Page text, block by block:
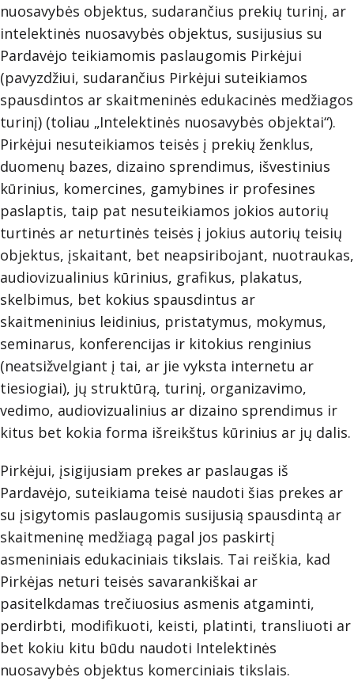
nuosavybės objektus, sudarančius prekių turinį, ar
intelektinės nuosavybės objektus, susijusius su
Pardavėjo teikiamomis paslaugomis Pirkėjui
(pavyzdžiui, sudarančius Pirkėjui suteikiamos
spausdintos ar skaitmeninės edukacinės medžiagos
turinį) (toliau „Intelektinės nuosavybės objektai“).
Pirkėjui nesuteikiamos teisės į prekių ženklus,
duomenų bazes, dizaino sprendimus, išvestinius
kūrinius, komercines, gamybines ir profesines
paslaptis, taip pat nesuteikiamos jokios autorių
turtinės ar neturtinės teisės į jokius autorių teisių
objektus, įskaitant, bet neapsiribojant, nuotraukas,
audiovizualinius kūrinius, grafikus, plakatus,
skelbimus, bet kokius spausdintus ar
skaitmeninius leidinius, pristatymus, mokymus,
seminarus, konferencijas ir kitokius renginius
(neatsižvelgiant į tai, ar jie vyksta internetu ar
tiesiogiai), jų struktūrą, turinį, organizavimo,
vedimo, audiovizualinius ar dizaino sprendimus ir
kitus bet kokia forma išreikštus kūrinius ar jų dalis.
Pirkėjui, įsigijusiam prekes ar paslaugas iš
Pardavėjo, suteikiama teisė naudoti šias prekes ar
su įsigytomis paslaugomis susijusią spausdintą ar
skaitmeninę medžiagą pagal jos paskirtį
asmeniniais edukaciniais tikslais. Tai reiškia, kad
Pirkėjas neturi teisės savarankiškai ar
pasitelkdamas trečiuosius asmenis atgaminti,
perdirbti, modifikuoti, keisti, platinti, transliuoti ar
bet kokiu kitu būdu naudoti Intelektinės
nuosavybės objektus komerciniais tikslais.